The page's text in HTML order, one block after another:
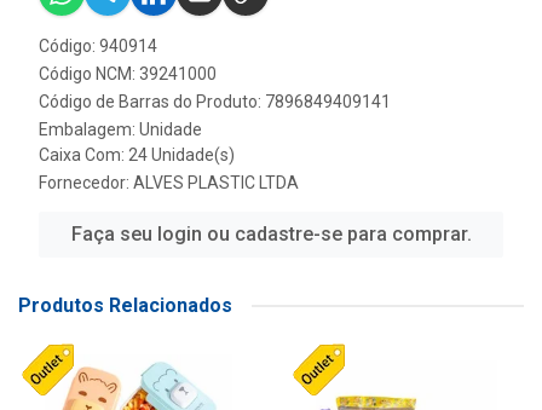
Código: 940914
Código NCM: 39241000
Código de Barras do Produto: 7896849409141
Embalagem: Unidade
Caixa Com: 24 Unidade(s)
Fornecedor: ALVES PLASTIC LTDA
Faça seu login ou cadastre-se para comprar.
Produtos Relacionados